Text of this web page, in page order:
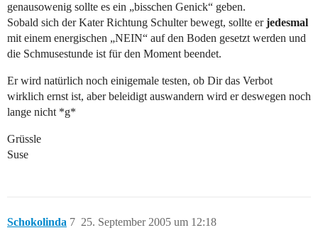
genausowenig sollte es ein „bisschen Genick“ geben.
Sobald sich der Kater Richtung Schulter bewegt, sollte erjedesmal
mit einem energischen „NEIN“ auf den Boden gesetzt werden und
die Schmusestunde ist für den Moment beendet.
Er wird natürlich noch einigemale testen, ob Dir das Verbot
wirklich ernst ist, aber beleidigt auswandern wird er deswegen noch
lange nicht *g*
Grüssle
Suse
Schokolinda 25. September 2005 um 12:18
7